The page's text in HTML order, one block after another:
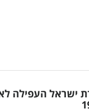
ישראל העפילה